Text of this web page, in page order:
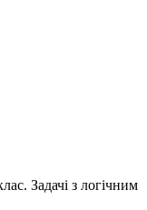
Задачі з логічним